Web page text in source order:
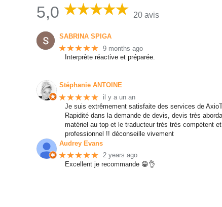
5,0 20 avis
SABRINA SPIGA
★★★★★ 9 months ago
Interprète réactive et préparée.
Stéphanie ANTOINE
★★★★★
il y a un an
Je suis extrêmement satisfaite des services de
Rapidité dans la demande de devis, devis très
matériel au top et le traducteur très très compétent et
professionnel !! déconseille vivement
Audrey Evans
★★★★★ 2 years ago
Excellent je recommande 😁👌